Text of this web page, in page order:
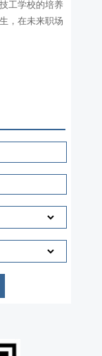
工学校的培养
，在未来职场